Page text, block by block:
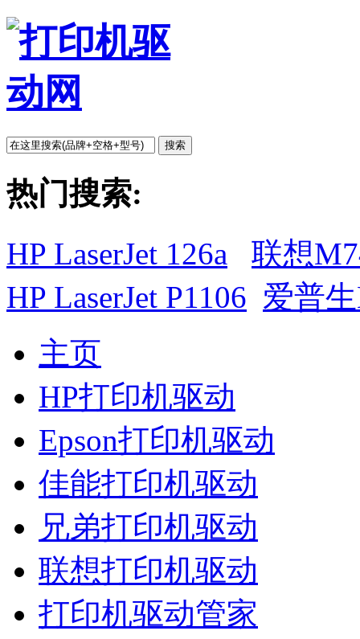
搜索
热门搜索:
HP LaserJet 126a
联想
HP LaserJet P1106 爱普
主页
HP打印机驱动
Epson打印机驱动
佳能打印机驱动
兄弟打印机驱动
联想打印机驱动
打印机驱动管家